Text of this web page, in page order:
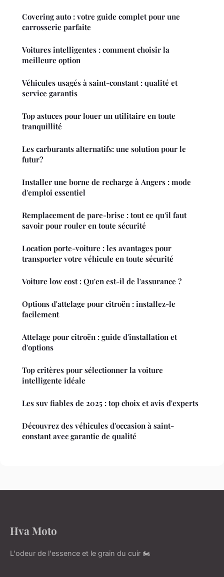
Covering auto : votre guide complet pour une
carrosserie parfaite
Voitures intelligentes : comment choisir la
meilleure option
Véhicules usagés à saint-constant : qualité et
service garantis
Top astuces pour louer un utilitaire en toute
tranquillité
Les carburants alternatifs: une solution pour le
futur?
Installer une borne de recharge à Angers : mode
d'emploi essentiel
Remplacement de pare-brise : tout ce qu'il faut
savoir pour rouler en toute sécurité
Location porte-voiture : les avantages pour
transporter votre véhicule en toute sécurité
Voiture low cost : Qu'en est-il de l'assurance ?
Options d'attelage pour citroën : installez-le
facilement
Attelage pour citroën : guide d'installation et
d'options
Top critères pour sélectionner la voiture
intelligente idéale
Les suv fiables de 2025 : top choix et avis d'experts
Découvrez des véhicules d'occasion à saint-
constant avec garantie de qualité
Hva Moto
L'odeur de l'essence et le grain du cuir 🏍️